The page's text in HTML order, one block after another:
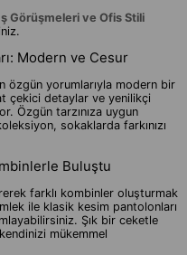
İş Görüşmeleri ve Ofis Stili
Modern ve Cesur
özgün yorumlarıyla modern bir
çekici detaylar ve yenilikçi
Özgün tarzınıza uygun
sokaklarda farkınızı
Buluştu
farklı kombinler oluşturmak
ile klasik kesim pantolonları
Şık bir ceketle
mükemmel